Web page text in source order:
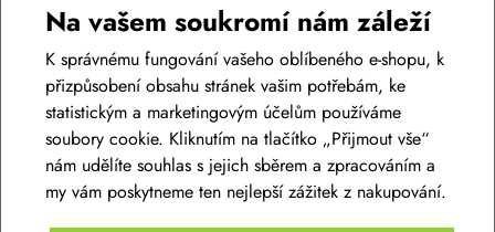
Diskuse k produktu(0)
Máte otázky k produktu:Brašna pod sedlo PELLS
Na vašem soukromí nám záleží
K správnému fungování vašeho oblíbeného e-shopu, k
přizpůsobení obsahu stránek vašim potřebám, ke
statistickým a marketingovým účelům používáme
soubory cookie. Kliknutím na tlačítko „Přijmout vše“
nám udělíte souhlas s jejich sběrem a zpracováním a
my vám poskytneme ten nejlepší zážitek z nakupování.